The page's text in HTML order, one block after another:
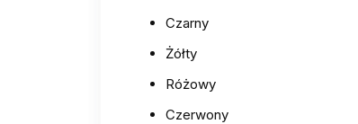
Czarny
Żółty
Różowy
Czerwony